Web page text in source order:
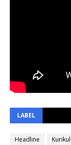
LABEL
Headline